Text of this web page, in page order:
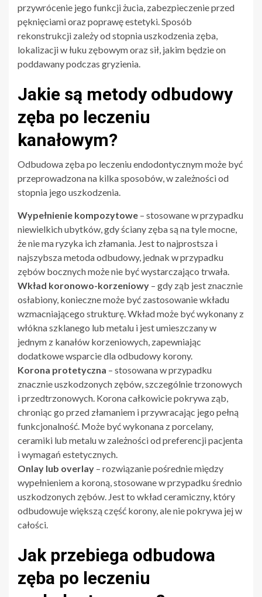
przywrócenie jego funkcji żucia, zabezpieczenie przed
pęknięciami oraz poprawę estetyki. Sposób
rekonstrukcji zależy od stopnia uszkodzenia zęba,
lokalizacji w łuku zębowym oraz sił, jakim będzie on
poddawany podczas gryzienia.
Jakie są metody odbudowy
zęba po leczeniu
kanałowym?
Odbudowa zęba po leczeniu endodontycznym może być
przeprowadzona na kilka sposobów, w zależności od
stopnia jego uszkodzenia.
Wypełnienie kompozytowe – stosowane w przypadku
niewielkich ubytków, gdy ściany zęba są na tyle mocne,
że nie ma ryzyka ich złamania. Jest to najprostsza i
najszybsza metoda odbudowy, jednak w przypadku
zębów bocznych może nie być wystarczająco trwała.
Wkład koronowo-korzeniowy – gdy ząb jest znacznie
osłabiony, konieczne może być zastosowanie wkładu
wzmacniającego strukturę. Wkład może być wykonany z
włókna szklanego lub metalu i jest umieszczany w
jednym z kanałów korzeniowych, zapewniając
dodatkowe wsparcie dla odbudowy korony.
Korona protetyczna – stosowana w przypadku
znacznie uszkodzonych zębów, szczególnie trzonowych
i przedtrzonowych. Korona całkowicie pokrywa ząb,
chroniąc go przed złamaniem i przywracając jego pełną
funkcjonalność. Może być wykonana z porcelany,
ceramiki lub metalu w zależności od preferencji pacjenta
i wymagań estetycznych.
Onlay lub overlay – rozwiązanie pośrednie między
wypełnieniem a koroną, stosowane w przypadku średnio
uszkodzonych zębów. Jest to wkład ceramiczny, który
odbudowuje większą część korony, ale nie pokrywa jej w
całości.
Jak przebiega odbudowa
zęba po leczeniu